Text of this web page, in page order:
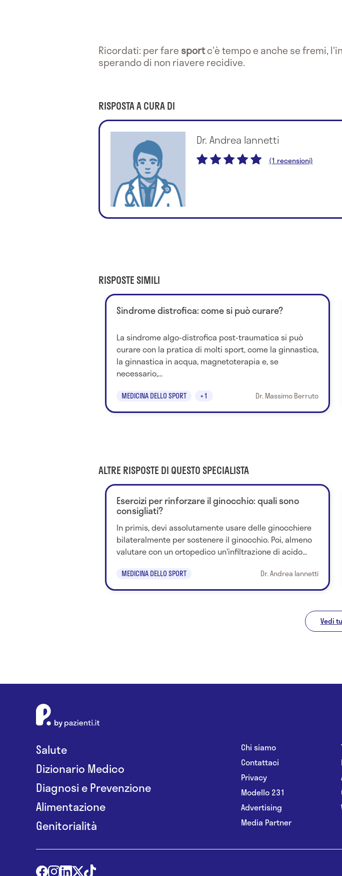
Ricordati: per fare sportc'è tempo e anche se fremi,
sperando di non riavere recidive.
RISPOSTA A CURA DI
Dr. Andrea Iannetti
(1 recensioni)
RISPOSTE SIMILI
Sindrome distrofica: come si può curare?
La sindrome algo-distrofica post-traumatica si può
curare con la pratica di molti sport, come la ginnastica,
la ginnastica in acqua, magnetoterapia e, se
necessario,...
MEDICINA DELLO SPORT +1 Dr. Massimo Berruto
ALTRE RISPOSTE DI QUESTO SPECIALISTA
Esercizi per rinforzare il ginocchio: quali sono
consigliati?
In primis, devi assolutamente usare delle ginocchiere
bilateralmente per sostenere il ginocchio. Poi, almeno
valutare con un ortopedico un'infiltrazione di acido...
MEDICINA DELLO SPORT Dr. Andrea Iannetti
Vedi
Salute
Dizionario Medico
Diagnosi e Prevenzione
Alimentazione
Genitorialità
Chi siamo
Contattaci
Privacy
Modello 231
Advertising
Media Partner